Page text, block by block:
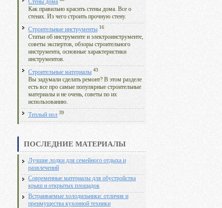
Стены дома
Как правильно красить стены дома. Все о
стенах. Из чего строить прочную стену.
Строительные инструменты 16
Статьи об инструменте и электроинструменте,
советы экспертов, обзоры строительного
инструмента, основные характеристики
инструментов.
Строительные материалы 43
Вы задумали сделать ремонт? В этом разделе
есть все про самые популярные строительные
материалы и не очень, советы по их
использованию.
Теплый пол 39
ПОСЛЕДНИЕ МАТЕРИАЛЫ
Лучшие лодки для семейного отдыха и
развлечений
Современные материалы для обустройства
крыш и открытых площадок
Встраиваемые холодильники: отличия и
преимущества кухонной техники